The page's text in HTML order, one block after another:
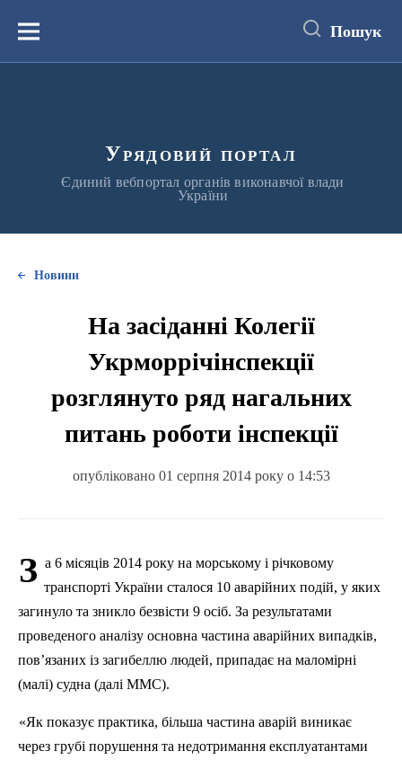
вмістуМеню Пошук
Урядовий портал
Єдиний вебпортал органів виконавчої влади
України
Новини
На засіданні Колегії
Укрморрічінспекції
розглянуто ряд нагальних
питань роботи інспекції
опубліковано 01 серпня 2014 року о 14:53
З а 6 місяців 2014 року на морському і річковому
транспорті України сталося 10 аварійних подій, у яких
загинуло та зникло безвісти 9 осіб. За результатами
проведеного аналізу основна частина аварійних випадків,
пов’язаних із загибеллю людей, припадає на маломірні
(малі) судна (далі ММС).
«Як показує практика, більша частина аварій виникає
через грубі порушення та недотримання експлуатантами